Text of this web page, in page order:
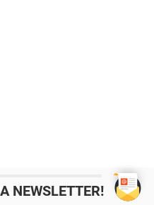
NEWSLETTER!